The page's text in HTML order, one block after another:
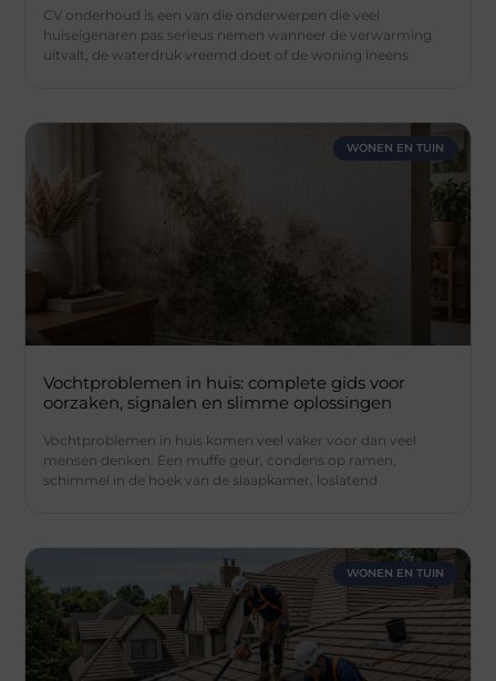
CV onderhoud is een van die onderwerpen die veel
huiseigenaren pas serieus nemen wanneer de verwarming
uitvalt, de waterdruk vreemd doet of de woning ineens
WONEN EN TUIN
Vochtproblemen in huis: complete gids voor
oorzaken, signalen en slimme oplossingen
Vochtproblemen in huis komen veel vaker voor dan veel
mensen denken. Een muffe geur, condens op ramen,
schimmel in de hoek van de slaapkamer, loslatend
WONEN EN TUIN